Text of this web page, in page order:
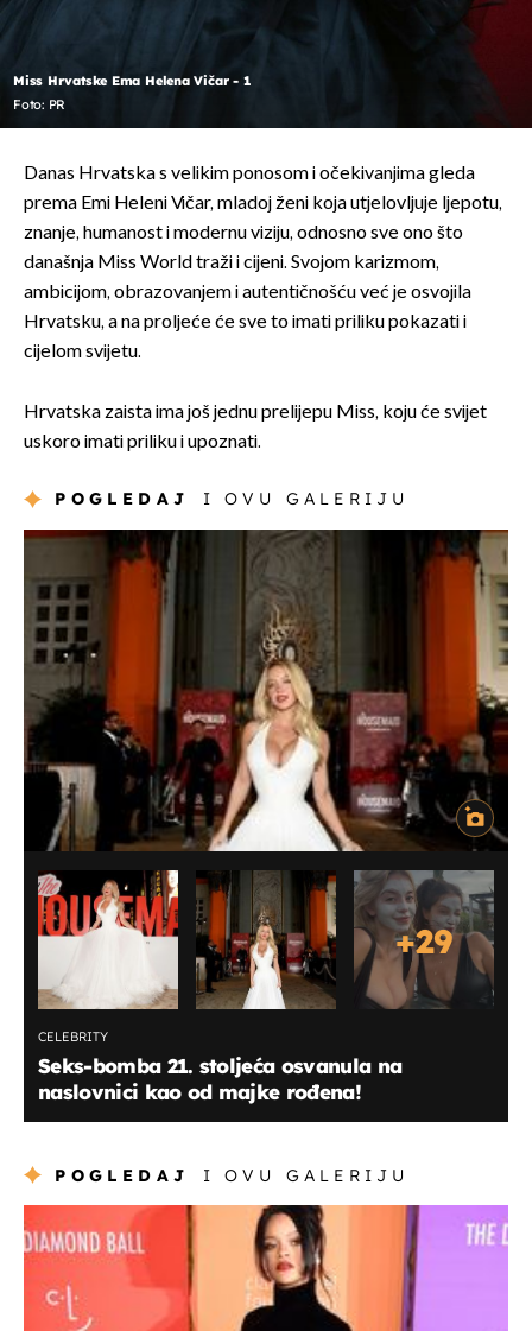
Miss Hrvatske Ema Helena Vičar - 1
Foto: PR
Danas Hrvatska s velikim ponosom i očekivanjima gleda
prema Emi Heleni Vičar, mladoj ženi koja utjelovljuje ljepotu,
znanje, humanost i modernu viziju, odnosno sve ono što
današnja Miss World traži i cijeni. Svojom karizmom,
ambicijom, obrazovanjem i autentičnošću već je osvojila
Hrvatsku, a na proljeće će sve to imati priliku pokazati i
cijelom svijetu.
Hrvatska zaista ima još jednu prelijepu Miss, koju će svijet
uskoro imati priliku i upoznati.
POGLEDAJ I OVU GALERIJU
+29
CELEBRITY
Seks-bomba 21. stoljeća osvanula na
naslovnici kao od majke rođena!
POGLEDAJ I OVU GALERIJU